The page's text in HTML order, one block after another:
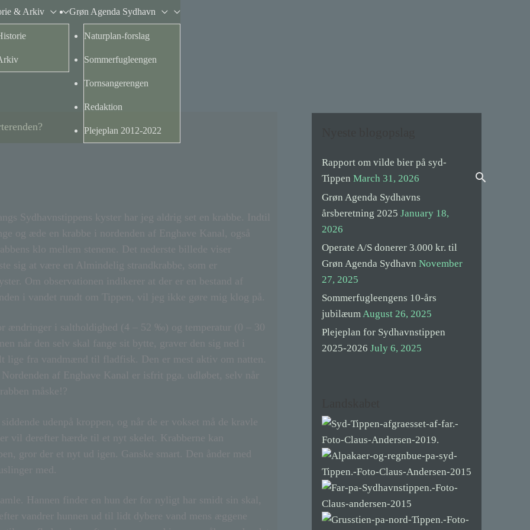
& Arkiv Grøn Agenda Sydhavn
Naturplan-forslag
Sommerfugleengen
Tornsangerengen
Redaktion
Plejeplan 2012-2022
Search
Sydhavnstippens kyster har jeg aldrig set en krabbe. Indtil
og æde en krabbe i nordenden af Enghave Kanal, også
klo mellem stenene. Det nederste billede viser
sig at være en Almindelig strandkrabbe, som er
Om observationen indikerer at der er en bestand af
i vandet rundt om Tippen, vil jeg ikke gøre mig klog på.
ændringer i saltholdighed (4 – 52 ‰) og temperatur (0 – 30
når den selv skal fange sit bytte, graver den sig ned i
lige fra vandmænd til fladfisk. Den er mest aktiv om natten.
af Enghave Kanal er isfrit pga. udløbet, selv når
måske!?
udenpå kroppen, og når de er vokset må de kravle
vil derefter hærde til et nyt skelet. Krabberne kan
gror der et nyt ud igen. Ganske smart. Den ånder med
med.
Hannen finder en hun der for nyligt har smidt sin skal,
vandrer hunnen ud til lidt dybere vand mens æggene
Rapport om vilde bier på syd-
Tippen March 31, 2026
Grøn Agenda Sydhavns
årsberetning 2025 January 18,
2026
Operate A/S donerer 3.000 kr. til
Grøn Agenda Sydhavn November
27, 2025
Sommerfugleengens 10-års
jubilæumAugust 26, 2025
Plejeplan for Sydhavnstippen
2025-2026 July 6, 2025